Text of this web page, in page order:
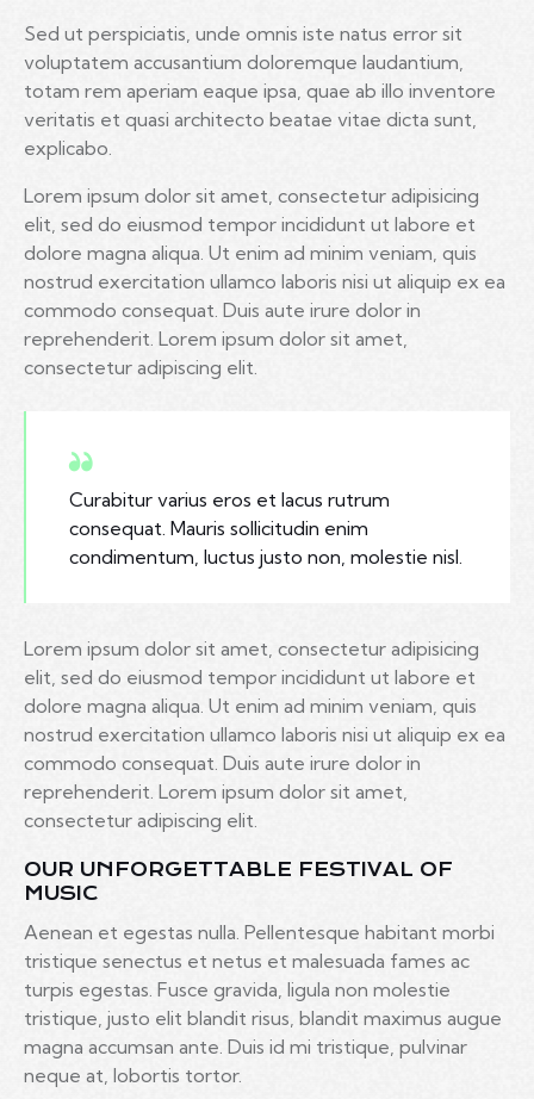
Sed ut perspiciatis, unde omnis iste natus error sit
voluptatem accusantium doloremque laudantium,
totam rem aperiam eaque ipsa, quae ab illo inventore
veritatis et quasi architecto beatae vitae dicta sunt,
explicabo.
Lorem ipsum dolor sit amet, consectetur adipisicing
elit, sed do eiusmod tempor incididunt ut labore et
dolore magna aliqua. Ut enim ad minim veniam, quis
nostrud exercitation ullamco laboris nisi ut aliquip ex ea
commodo consequat. Duis aute irure dolor in
reprehenderit. Lorem ipsum dolor sit amet,
consectetur adipiscing elit.
Curabitur varius eros et lacus rutrum
consequat. Mauris sollicitudin enim
condimentum, luctus justo non, molestie nisl.
Lorem ipsum dolor sit amet, consectetur adipisicing
elit, sed do eiusmod tempor incididunt ut labore et
dolore magna aliqua. Ut enim ad minim veniam, quis
nostrud exercitation ullamco laboris nisi ut aliquip ex ea
commodo consequat. Duis aute irure dolor in
reprehenderit. Lorem ipsum dolor sit amet,
consectetur adipiscing elit.
OUR UNFORGETTABLE FESTIVAL OF
MUSIC
Aenean et egestas nulla. Pellentesque habitant morbi
tristique senectus et netus et malesuada fames ac
turpis egestas. Fusce gravida, ligula non molestie
tristique, justo elit blandit risus, blandit maximus augue
magna accumsan ante. Duis id mi tristique, pulvinar
neque at, lobortis tortor.